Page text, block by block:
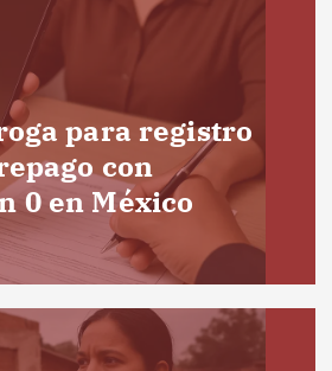
para registro
con
0 en México